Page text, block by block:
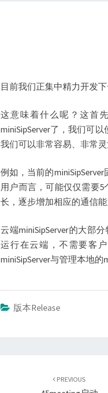
目前我们正集中精力开发下
这意味着什么呢？这首
miniSipServer了，我们可
我们可以非常容易、非常
例如，当前的
用户而言，可能仅仅需要
长，逐步增加相应的通信能
云端miniSipServer的大部
运行在云端，不需要客
miniSipServer与管理本地
版本Release
PREVIOUS